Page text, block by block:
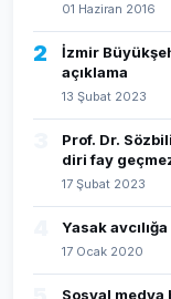
01 Haziran 2016
2
İzmir
açıklama
13 Şubat 2023
Prof. Dr.
diri fay
17 Şubat 2023
Yasak
17 Ocak 2020
Sosyal medya